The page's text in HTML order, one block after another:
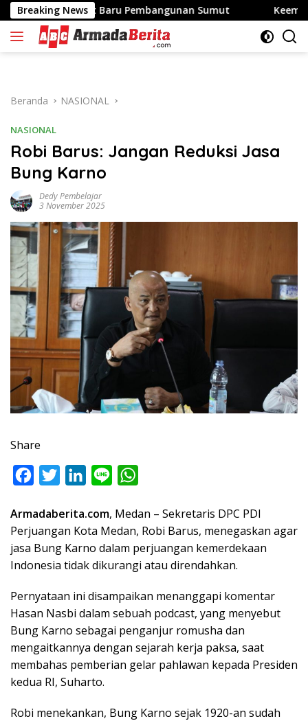
Langsung
ke
konten
Breaking News
Baru Pembangunan Sumut Keempat Kalinya
Beranda NASIONAL
NASIONAL
Robi Barus: Jangan Reduksi Jasa
Bung Karno
Dedy Pembelajar
3 November 2025
Share
c
e
b
o
k
i
t
t
r
n
k
e
I
n
n
e
a
s
p
p
Armadaberita.com, Medan – Sekretaris DPC PDI
Perjuangan Kota Medan, Robi Barus, menegaskan agar
jasa Bung Karno dalam perjuangan kemerdekaan
Indonesia tidak dikurangi atau direndahkan.
Pernyataan ini disampaikan menanggapi komentar
Hasan Nasbi dalam sebuah podcast, yang menyebut
Bung Karno sebagai penganjur romusha dan
mengaitkannya dengan sejarah kerja paksa, saat
membahas pemberian gelar pahlawan kepada Presiden
kedua RI, Suharto.
Robi menekankan, Bung Karno sejak 1920-an sudah